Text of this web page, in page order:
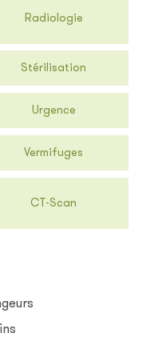
Radiologie
Stérilisation
Urgence
Vermifuges
CT-Scan